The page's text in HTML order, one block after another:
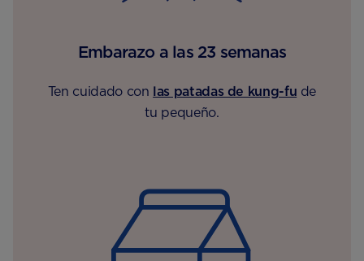
Embarazo a las 23 semanas
Ten cuidado con las patadas de kung-fu de
tu pequeño.